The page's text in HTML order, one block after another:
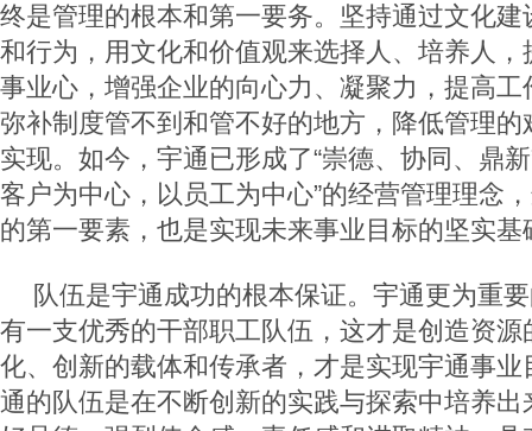
终是管理的根本和第一要务。坚持通过文化
和行为，用文化和价值观来选择人、培养人
事业心，增强企业的向心力、凝聚力，提高
弥补制度管不到和管不好的地方，降低管理
实现。如今，宇通已形成了“崇德、协同、鼎
客户为中心，以员工为中心”的经营管理理念
的第一要素，也是实现未来事业目标的坚实基
队伍是宇通成功的根本保证。宇通更为重
有一支优秀的干部职工队伍，这才是创造资
化、创新的载体和传承者，才是实现宇通事
通的队伍是在不断创新的实践与探索中培养